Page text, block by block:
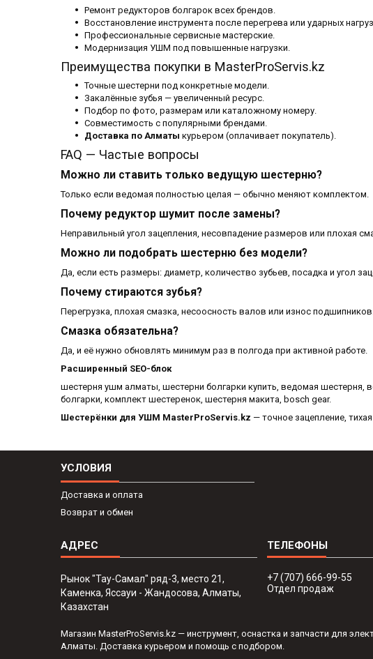
Ремонт редукторов болгарок всех брендов.
Восстановление инструмента после перегрева или ударных
Профессиональные сервисные мастерские.
Модернизация УШМ под повышенные нагрузки.
Преимущества покупки в MasterProServis.kz
Точные шестерни под конкретные модели.
Закалённые зубья — увеличенный ресурс.
Подбор по фото, размерам или каталожному номеру.
Совместимость с популярными брендами.
Доставка по Алматы курьером (оплачивает покупатель).
FAQ — Частые вопросы
Можно ли ставить только ведущую шестерню?
Только если ведомая полностью целая — обычно меняют комплектом.
Почему редуктор шумит после замены?
Неправильный угол зацепления, несовпадение размеров или плохая
Можно ли подобрать шестерню без модели?
Да, если есть размеры: диаметр, количество зубьев, посадка и угол
Почему стираются зубья?
Перегрузка, плохая смазка, несоосность валов или износ
Смазка обязательна?
Да, и её нужно обновлять минимум раз в полгода при активной работе.
Расширенный SEO-блок
шестерня ушм алматы, шестерни болгарки купить, ведомая шестерня,
болгарки, комплект шестеренок, шестерня макита, bosch gear.
Шестерёнки для УШМ MasterProServis.kz — точное зацепление,
УСЛОВИЯ
Доставка и оплата
Возврат и обмен
Рынок "Тау-Самал" ряд-3, место 21,
Каменка, Яссауи - Жандосова, Алматы,
Казахстан
+7 (707) 666-99-55
Отдел продаж
Магазин MasterProServis.kz — инструмент, оснастка и запчасти для
Алматы. Доставка курьером и помощь с подбором.